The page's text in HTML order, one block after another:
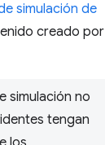
simulación de
creado por
simulación no
tengan